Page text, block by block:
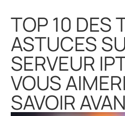
TOP 10 DES
ASTUCES
SERVEUR
VOUS
SAVOIR